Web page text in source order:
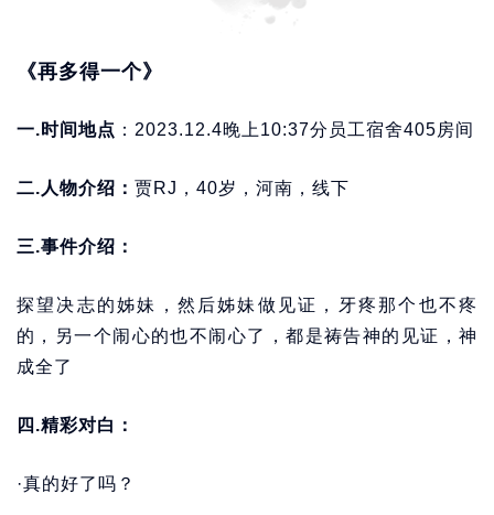
《再多得一个》
一.时间地点 ：2023.12.4晚上10:37分员工宿舍405房间
二.人物介绍： 贾RJ，40岁，河南，线下
三.事件介绍：
探望决志的姊妹，然后姊妹做见证，牙疼那个也不疼
的，另一个闹心的也不闹心了，都是祷告神的见证，神
成全了
四.精彩对白：
·真的好了吗？